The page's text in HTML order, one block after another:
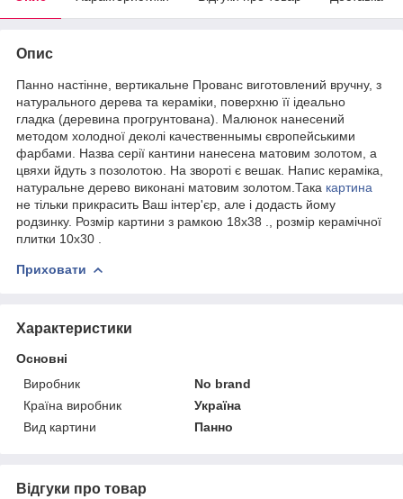
Опис
Панно настінне, вертикальне Прованс виготовлений вручну, з
натурального дерева та кераміки, поверхню її ідеально
гладка (деревина прогрунтована). Малюнок нанесений
методом холодної деколі качественнымы європейськими
фарбами. Назва серії кантини нанесена матовим золотом, а
цвяхи йдуть з позолотою. На звороті є вешак. Напис кераміка,
натуральне дерево виконані матовим золотом.Така картина
не тільки прикрасить Ваш інтер'єр, але і додасть йому
родзинку. Розмір картини з рамкою 18х38 ., розмір керамічної
плитки 10х30 .
Приховати
Характеристики
Основні
Виробник
No brand
Країна виробник
Україна
Вид картини
Панно
Відгуки про товар